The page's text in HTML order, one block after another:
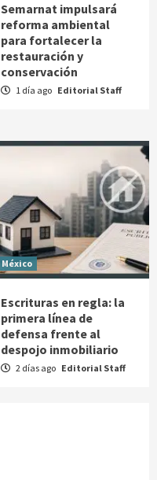
Semarnat impulsará
reforma ambiental
para fortalecer la
restauración y
conservación
1 día ago Editorial Staff
México
Escrituras en regla: la
primera línea de
defensa frente al
despojo inmobiliario
2 días ago Editorial Staff